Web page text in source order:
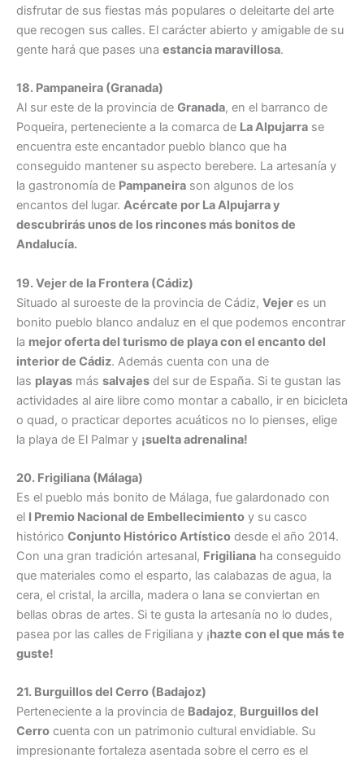
disfrutar de sus fiestas más populares o deleitarte del arte
que recogen sus calles. El carácter abierto y amigable de su
gente hará que pases una estancia maravillosa.
18. Pampaneira (Granada)
Al sur este de la provincia de Granada, en el barranco de
Poqueira, perteneciente a la comarca de La Alpujarra se
encuentra este encantador pueblo blanco que ha
conseguido mantener su aspecto berebere. La artesanía y
la gastronomía de Pampaneira son algunos de los
encantos del lugar. Acércate por La Alpujarra y
descubrirás unos de los rincones más bonitos de
Andalucía.
19. Vejer de la Frontera (Cádiz)
Situado al suroeste de la provincia de Cádiz, Vejer es un
bonito pueblo blanco andaluz en el que podemos encontrar
la mejor oferta del turismo de playa con el encanto del
interior de Cádiz. Además cuenta con una de
las playas más salvajes del sur de España. Si te gustan las
actividades al aire libre como montar a caballo, ir en bicicleta
o quad, o practicar deportes acuáticos no lo pienses, elige
la playa de El Palmar y ¡suelta adrenalina!
20. Frigiliana (Málaga)
Es el pueblo más bonito de Málaga, fue galardonado con
el I Premio Nacional de Embellecimiento y su casco
histórico Conjunto Histórico Artístico desde el año 2014.
Con una gran tradición artesanal, Frigiliana ha conseguido
que materiales como el esparto, las calabazas de agua, la
cera, el cristal, la arcilla, madera o lana se conviertan en
bellas obras de artes. Si te gusta la artesanía no lo dudes,
pasea por las calles de Frigiliana y ¡hazte con el que más te
guste!
21. Burguillos del Cerro (Badajoz)
Perteneciente a la provincia de Badajoz, Burguillos del
Cerro cuenta con un patrimonio cultural envidiable. Su
impresionante fortaleza asentada sobre el cerro es el